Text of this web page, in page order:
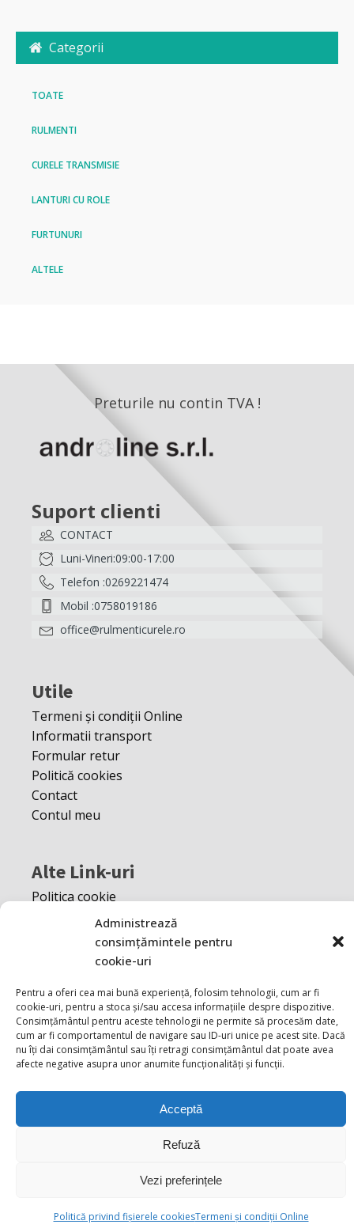
Administrează
consimțămintele pentru
cookie-uri
Pentru a oferi cea mai bună experiență, folosim tehnologii, cum ar fi
cookie-uri, pentru a stoca și/sau accesa informațiile despre dispozitive.
Consimțământul pentru aceste tehnologii ne permite să procesăm date,
cum ar fi comportamentul de navigare sau ID-uri unice pe acest site. Dacă
nu îți dai consimțământul sau îți retragi consimțământul dat poate avea
afecte negative asupra unor anumite funcționalități și funcții.
Acceptă
Refuză
Vezi preferințele
Politică privind fișierele cookiesTermeni și condiții Online
Categorii
TOATE
RULMENTI
CURELE TRANSMISIE
LANTURI CU ROLE
FURTUNURI
ALTELE
Preturile nu contin TVA !
Suport clienti
CONTACT
Luni-Vineri:09:00-17:00
Telefon :0269221474
Mobil :0758019186
office@rulmenticurele.ro
Utile
Termeni și condiții Online
Informatii transport
Formular retur
Politică cookies
Contact
Contul meu
Alte Link-uri
Politica cookie